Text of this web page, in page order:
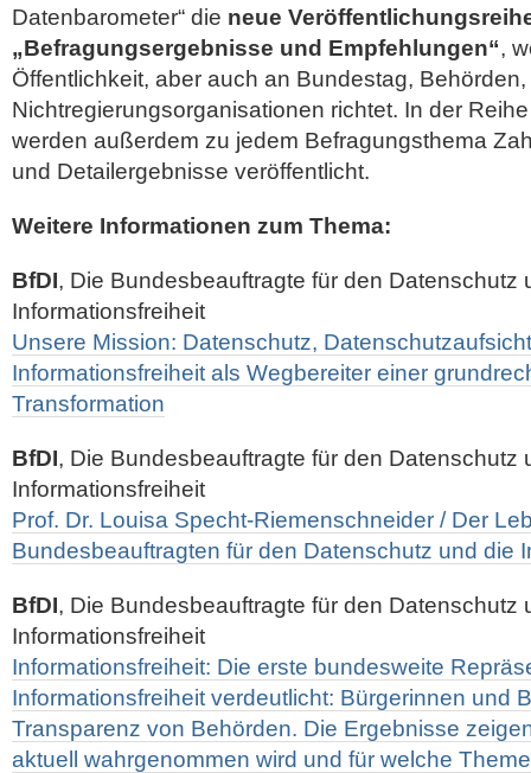
Datenbarometer“ die neue
„Befragungsergebnisse und Empfehlungen“,
Öffentlichkeit, aber auch an Bundestag,
Nichtregierungsorganisationen richtet. In der Reihe
werden außerdem zu jedem Befragungsthema
und Detailergebnisse veröffentlicht.
Weitere Informationen zum Thema:
BfDI, Die Bundesbeauftragte für den Datenschutz
Informationsfreiheit
Unsere Mission: Datenschutz,
Informationsfreiheit als Wegbereiter einer
Transformation
BfDI, Die Bundesbeauftragte für den Datenschutz
Informationsfreiheit
Prof. Dr. Louisa Specht-Riemenschneider / Der
Bundesbeauftragten für den Datenschutz und die
BfDI, Die Bundesbeauftragte für den Datenschutz
Informationsfreiheit
Informationsfreiheit: Die erste bundesweite
Informationsfreiheit verdeutlicht: Bürgerinnen und
Transparenz von Behörden. Die Ergebnisse
aktuell wahrgenommen wird und für welche